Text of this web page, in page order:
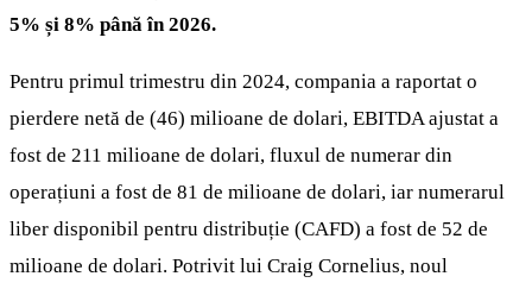
5% și 8% până în 2026.
Pentru primul trimestru din 2024, compania a raportat o
pierdere netă de (46) milioane de dolari, EBITDA ajustat a
fost de 211 milioane de dolari, fluxul de numerar din
operațiuni a fost de 81 de milioane de dolari, iar numerarul
liber disponibil pentru distribuție (CAFD) a fost de 52 de
milioane de dolari. Potrivit lui Craig Cornelius, noul